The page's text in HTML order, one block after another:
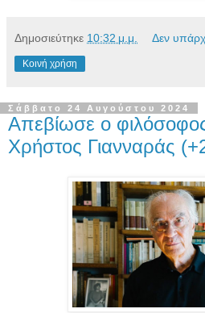
Δημοσιεύτηκε 10:32 μ.μ. Δεν
Κοινή χρήση
Σάββατο 24 Αυγούστου 2024
Απεβίωσε ο
Χρήστος Γιανναράς